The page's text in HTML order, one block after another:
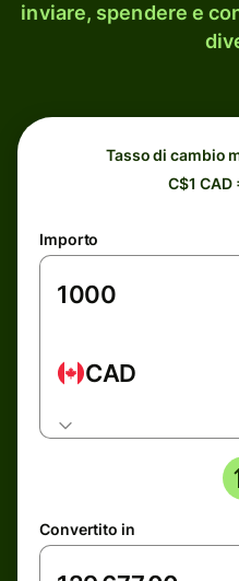
inviare, spendere e
Tasso di cambio
C$1 CAD
Importo
CAD
Convertito in